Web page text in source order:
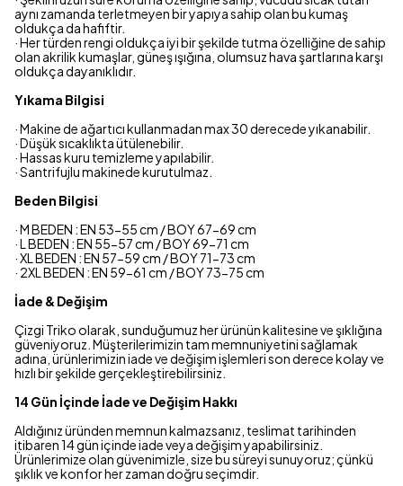
aynı zamanda terletmeyen bir yapıya sahip olan bu kumaş
oldukça da hafiftir.
· Her türden rengi oldukça iyi bir şekilde tutma özelliğine de sahip
olan akrilik kumaşlar, güneş ışığına, olumsuz hava şartlarına karşı
oldukça dayanıklıdır.
Yıkama Bilgisi
· Makine de ağartıcı kullanmadan max 30 derecede yıkanabilir.
· Düşük sıcaklıkta ütülenebilir.
· Hassas kuru temizleme yapılabilir.
· Santrifujlu makinede kurutulmaz.
Beden Bilgisi
· M BEDEN : EN 53-55 cm / BOY 67-69 cm
· L BEDEN : EN 55-57 cm / BOY 69-71 cm
· XL BEDEN : EN 57-59 cm / BOY 71-73 cm
· 2XL BEDEN : EN 59-61 cm / BOY 73-75 cm
İade & Değişim
Çizgi Triko olarak, sunduğumuz her ürünün kalitesine ve şıklığına
güveniyoruz. Müşterilerimizin tam memnuniyetini sağlamak
adına, ürünlerimizin iade ve değişim işlemleri son derece kolay ve
hızlı bir şekilde gerçekleştirebilirsiniz.
14 Gün İçinde İade ve Değişim Hakkı
Aldığınız üründen memnun kalmazsanız, teslimat tarihinden
itibaren 14 gün içinde iade veya değişim yapabilirsiniz.
Ürünlerimize olan güvenimizle, size bu süreyi sunuyoruz; çünkü
şıklık ve konfor her zaman doğru seçimdir.